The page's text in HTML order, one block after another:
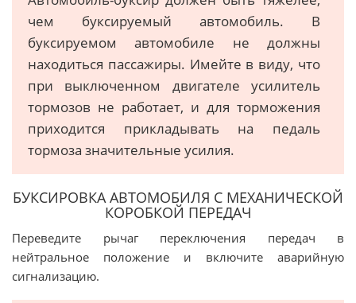
чем буксируемый автомобиль. В
буксируемом автомобиле не должны
находиться пассажиры. Имейте в виду, что
при выключенном двигателе усилитель
тормозов не работает, и для торможения
приходится прикладывать на педаль
тормоза значительные усилия.
БУКСИРОВКА АВТОМОБИЛЯ С МЕХАНИЧЕСКОЙ
КОРОБКОЙ ПЕРЕДАЧ
Переведите рычаг переключения передач в
нейтральное положение и включите аварийную
сигнализацию.